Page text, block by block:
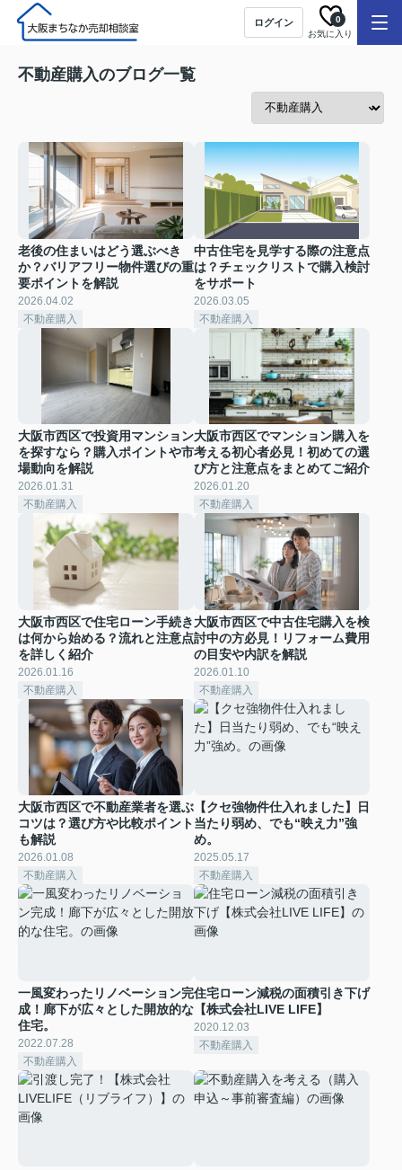
ログイン
お気に入り
0
不動産購入のブログ一覧
老後の住まいはどう選ぶべき
か？バリアフリー物件選びの重
要ポイントを解説
2026.04.02
不動産購入
中古住宅を見学する際の注意点
は？チェックリストで購入検討
をサポート
2026.03.05
不動産購入
大阪市西区で投資用マンション
を探すなら？購入ポイントや市
場動向を解説
2026.01.31
不動産購入
大阪市西区でマンション購入を
考える初心者必見！初めての選
び方と注意点をまとめてご紹介
2026.01.20
不動産購入
大阪市西区で住宅ローン手続き
は何から始める？流れと注意点
を詳しく紹介
2026.01.16
不動産購入
大阪市西区で中古住宅購入を検
討中の方必見！リフォーム費用
の目安や内訳を解説
2026.01.10
不動産購入
大阪市西区で不動産業者を選ぶ
コツは？選び方や比較ポイント
も解説
2026.01.08
不動産購入
【クセ強物件仕入れました】日
当たり弱め、でも“映え力”強
め。
2025.05.17
不動産購入
一風変わったリノベーション完
成！廊下が広々とした開放的な
住宅。
2022.07.28
不動産購入
住宅ローン減税の面積引き下げ
【株式会社LIVE LIFE】
2020.12.03
不動産購入